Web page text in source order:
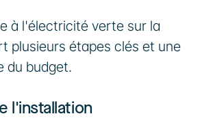
à l'électricité verte sur la
plusieurs étapes clés et une
du budget.
l'installation